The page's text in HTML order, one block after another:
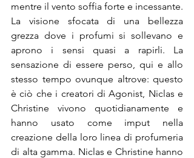
mentre il vento soffia forte e incessante.
La visione sfocata di una bellezza
grezza dove i profumi si sollevano e
aprono i sensi quasi a rapirli. La
sensazione di essere perso, qui e allo
stesso tempo ovunque altrove: questo
è ciò che i creatori di Agonist, Niclas e
Christine vivono quotidianamente e
hanno usato come imput nella
creazione della loro linea di profumeria
di alta gamma. Niclas e Christine hanno